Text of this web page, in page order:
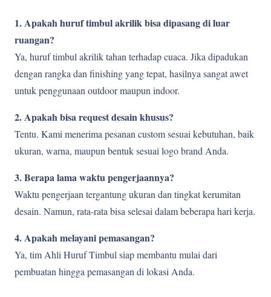
1. Apakah huruf timbul akrilik bisa dipasang di luar
ruangan?
Ya, huruf timbul akrilik tahan terhadap cuaca. Jika dipadukan
dengan rangka dan finishing yang tepat, hasilnya sangat awet
untuk penggunaan outdoor maupun indoor.
2. Apakah bisa request desain khusus?
Tentu. Kami menerima pesanan custom sesuai kebutuhan, baik
ukuran, warna, maupun bentuk sesuai logo brand Anda.
3. Berapa lama waktu pengerjaannya?
Waktu pengerjaan tergantung ukuran dan tingkat kerumitan
desain. Namun, rata-rata bisa selesai dalam beberapa hari kerja.
4. Apakah melayani pemasangan?
Ya, tim Ahli Huruf Timbul siap membantu mulai dari
pembuatan hingga pemasangan di lokasi Anda.